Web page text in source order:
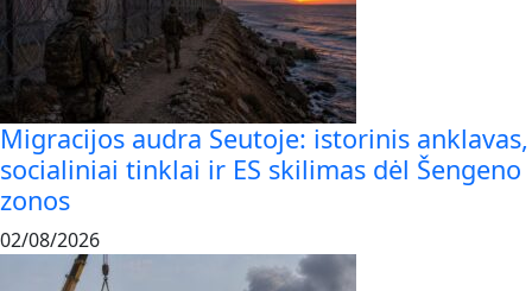
Migracijos audra Seutoje: istorinis anklavas,
socialiniai tinklai ir ES skilimas dėl Šengeno
zonos
02/08/2026